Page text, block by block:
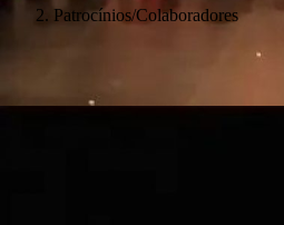
Patrocínios/Colaboradores